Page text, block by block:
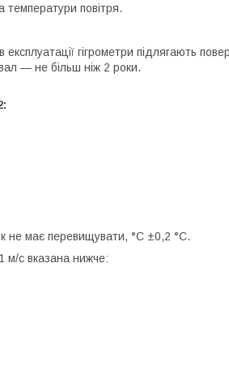
температури повітря.
гігрометри підлягають
— не більш ніж 2 роки.
не має перевищувати, °C ±0,2 °C.
м/с вказана нижче: